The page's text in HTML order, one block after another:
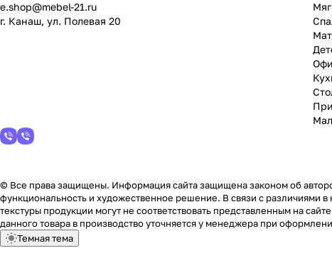
e.shop@mebel-21.ru
г. Канаш, ул. Полевая 20
© Все права защищены. Информация сайта защищена законом об
функциональность и художественное решение. В связи с различиями
текстуры продукции могут не соответствовать представленным на
данного товара в производство уточняется у менеджера при
Темная тема